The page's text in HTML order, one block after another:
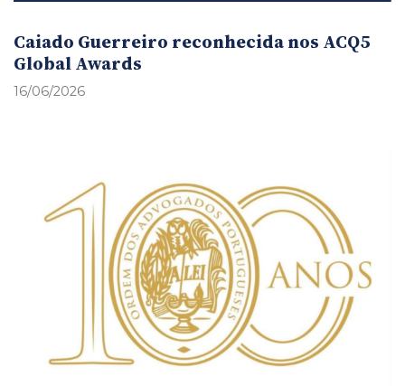
Caiado Guerreiro reconhecida nos ACQ5
Global Awards
16/06/2026